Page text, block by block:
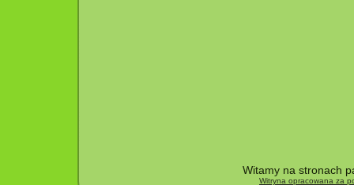
Witamy na stronach
Witryna opracowana za